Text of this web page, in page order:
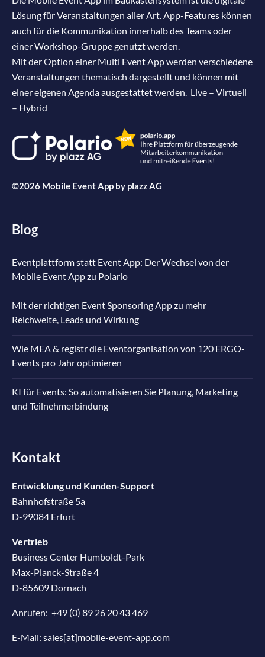
Lösung für Veranstaltungen aller Art. App-Features können
auch für die Kommunikation innerhalb des Teams oder
einer Workshop-Gruppe genutzt werden.
Mit der Option einer Multi Event App werden verschiedene
Veranstaltungen thematisch dargestellt und können mit
einer eigenen Agenda ausgestattet werden. Live – Virtuell
– Hybrid
©2026 Mobile Event App by plazz AG
Blog
Eventplattform statt Event App: Der Wechsel von der
Mobile Event App zu Polario
Mit der richtigen Event Sponsoring App zu mehr
Reichweite, Leads und Wirkung
Wie MEA & registr die Eventorganisation von 120 ERGO-
Events pro Jahr optimieren
KI für Events: So automatisieren Sie Planung, Marketing
und Teilnehmerbindung
Kontakt
Entwicklung und Kunden-Support
Bahnhofstraße 5a
D-99084 Erfurt
Vertrieb
Business Center Humboldt-Park
Max-Planck-Straße 4
D-85609 Dornach
Anrufen: +49 (0) 89 26 20 43 469
E-Mail: sales[at]mobile-event-app.com